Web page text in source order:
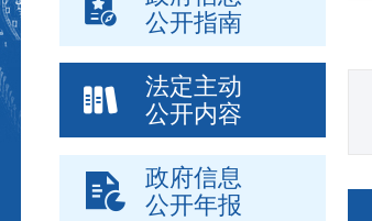
公开指南
法定主动
公开内容
政府信息
公开年报